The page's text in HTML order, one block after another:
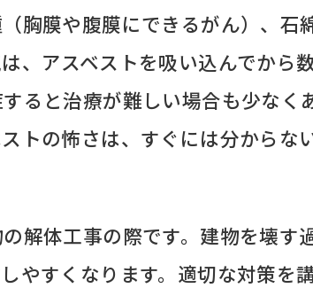
胸膜や腹膜にできるがん）、
、アスベストを吸い込んでから
ると治療が難しい場合も少なく
トの怖さは、すぐには分からな
解体工事の際です。建物を壊す
やすくなります。適切な対策を